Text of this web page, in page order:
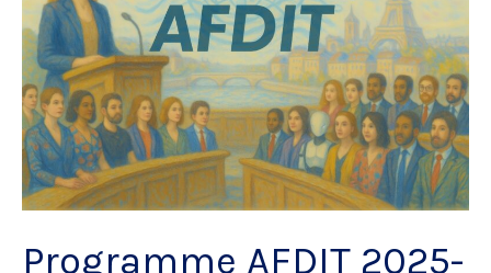
de
fusion-
acquisition
Programme AFDIT 2025-